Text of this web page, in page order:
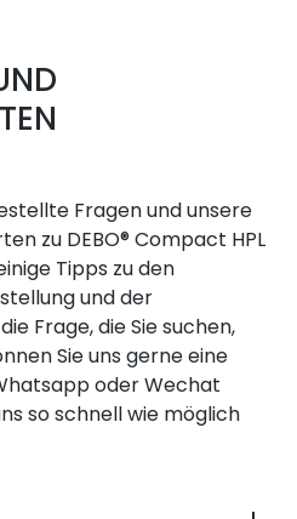
Fragen und unsere
zu DEBO® Compact HPL
Tipps zu den
und der
Frage, die Sie suchen,
Sie uns gerne eine
oder Wechat
so schnell wie möglich